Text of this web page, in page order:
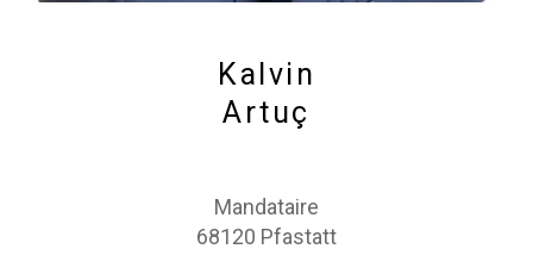
Kalvin
Artuç
Mandataire
68120 Pfastatt